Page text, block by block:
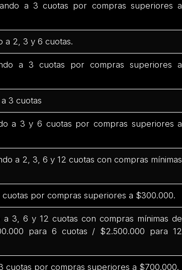
a 3 cuotas por compras superiores a
a 2, 3 y 6 cuotas.
a 3 cuotas por compras superiores a
3 cuotas
a 3 y 6 cuotas por compras superiores a
a 2, 3, 6 y 12 cuotas con compras mínimas
por compras superiores a $300.000.
3, 6 y 12 cuotas con compras mínimas de
para 6 cuotas / $2.500.000 para 12
cuotas por compras superiores a $700.000.